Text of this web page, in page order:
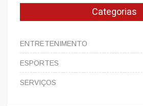
Categorias
ENTRETENIMENTO
ESPORTES
SERVIÇOS